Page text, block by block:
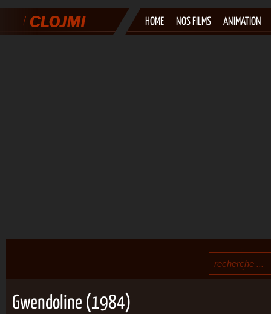
HOME NOS FILMS ANIMATION
Gwendoline (1984)